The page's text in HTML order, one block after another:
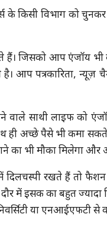
किसी विभाग को चुनकर
हैं। जिसको आप एंजॉय
आप पत्रकारिता, न्यूज़
वाले साथी लाइफ को
ही अच्छे पैसे भी कमा
का भी मौका मिलेगा और
रखते हैं तो फैशन
में इसक का बहुत ज्यादा
या एनआईएफटी से